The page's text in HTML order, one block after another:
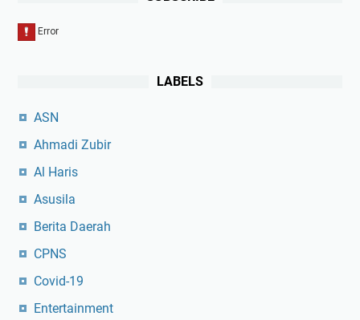
LABELS
ASN
Ahmadi Zubir
Al Haris
Asusila
Berita Daerah
CPNS
Covid-19
Entertainment